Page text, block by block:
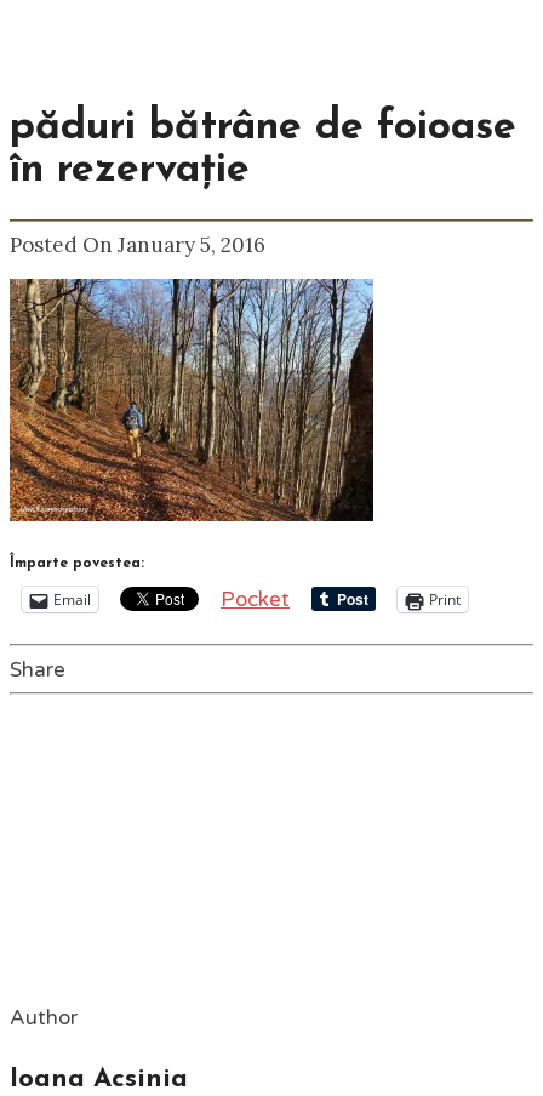
păduri bătrâne de foioase
în rezervație
Posted On January 5, 2016
Împarte povestea:
Email Pocket Print
Share
Author
Ioana Acsinia